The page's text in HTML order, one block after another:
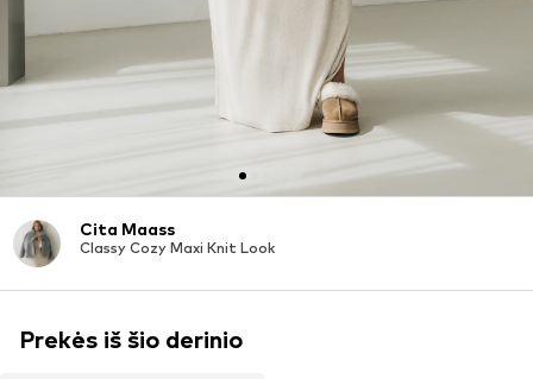
Cita Maass
Classy Cozy Maxi Knit Look
Prekės iš šio derinio